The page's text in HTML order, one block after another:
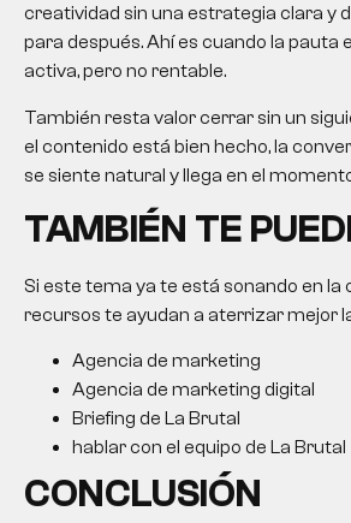
creatividad sin una estrategia clara y
para después. Ahí es cuando la pauta
activa, pero no rentable.
También resta valor cerrar sin un
el contenido está bien hecho, la
se siente natural y llega en el
TAMBIÉN TE
Si este tema ya te está sonando en la
recursos te ayudan a aterrizar mejor
Agencia de marketing
Agencia de marketing digital
Briefing de La Brutal
hablar con el equipo de La Brutal
CONCLUSIÓN